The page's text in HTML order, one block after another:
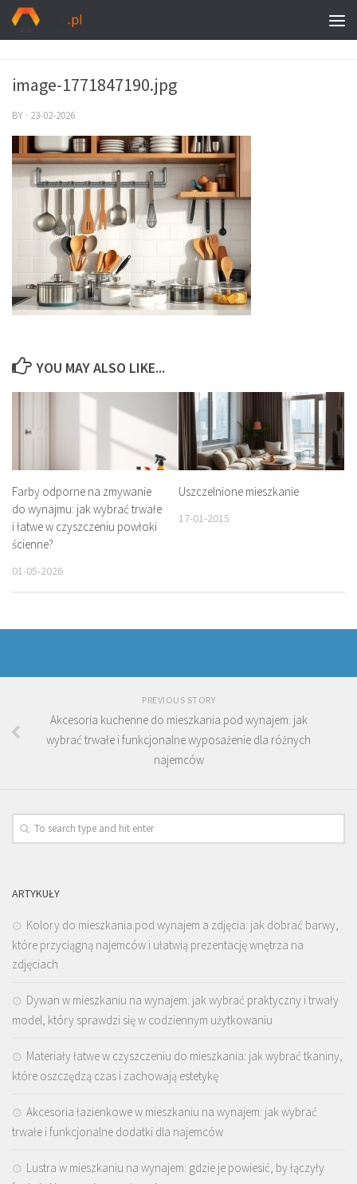
image-1771847190.jpg
BY · 23-02-2026
YOU MAY ALSO LIKE...
Farby odporne na zmywanie
do wynajmu: jak wybrać trwałe
i łatwe w czyszczeniu powłoki
ścienne?
01-05-2026
Uszczelnione mieszkanie
17-01-2015
PREVIOUS STORY
Akcesoria kuchenne do mieszkania pod wynajem: jak
wybrać trwałe i funkcjonalne wyposażenie dla różnych
najemców
ARTYKUŁY
Kolory do mieszkania pod wynajem a zdjęcia: jak dobrać barwy,
które przyciągną najemców i ułatwią prezentację wnętrza na
zdjęciach
Dywan w mieszkaniu na wynajem: jak wybrać praktyczny i trwały
model, który sprawdzi się w codziennym użytkowaniu
Materiały łatwe w czyszczeniu do mieszkania: jak wybrać tkaniny,
które oszczędzą czas i zachowają estetykę
Akcesoria łazienkowe w mieszkaniu na wynajem: jak wybrać
trwałe i funkcjonalne dodatki dla najemców
Lustra w mieszkaniu na wynajem: gdzie je powiesić, by łączyły